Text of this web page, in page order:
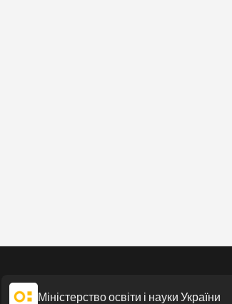
Міністерство освіти і науки України